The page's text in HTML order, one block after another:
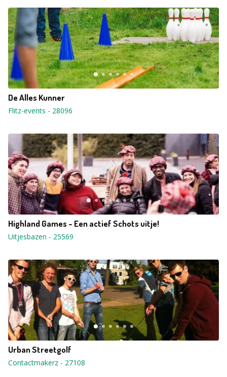
De Alles Kunner
Flitz-events - 28096
Highland Games - Een actief Schots uitje!
Uitjesbazen - 25569
Urban Streetgolf
Contactmakerz - 27108